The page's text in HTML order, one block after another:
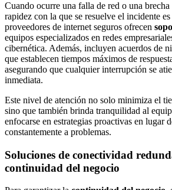
Cuando ocurre una falla de red o una brecha
rapidez con la que se resuelve el incidente
proveedores de internet seguros ofrecen
equipos especializados en redes
cibernética. Además, incluyen acuerdos de
que establecen tiempos máximos de
asegurando que cualquier interrupción se
inmediata.
Este nivel de atención no solo minimiza el
sino que también brinda tranquilidad al
enfocarse en estrategias proactivas en lugar
constantemente a problemas.
Soluciones de conectividad
continuidad del negocio